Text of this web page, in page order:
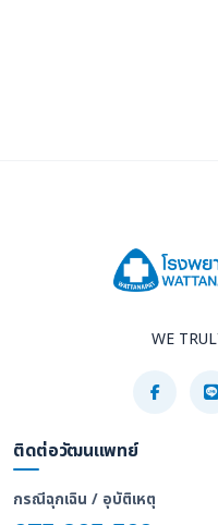
WE
ติดต่อวัฒนแพทย์
กรณีฉุกเฉิน / อุบัติเหตุ